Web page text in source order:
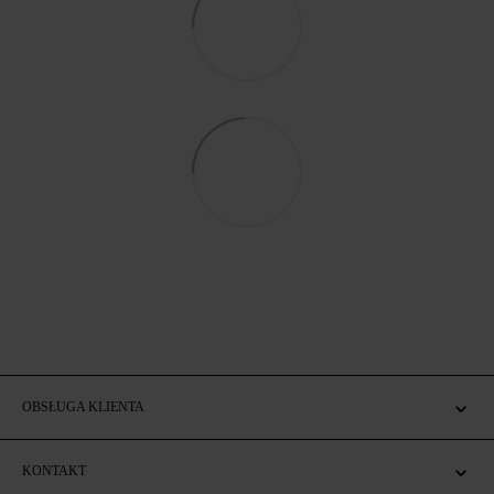
OBSŁUGA KLIENTA
KONTAKT